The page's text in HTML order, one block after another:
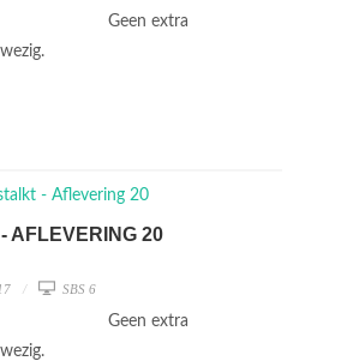
Geen extra
AFLEVERING 20
SBS 6
Geen extra